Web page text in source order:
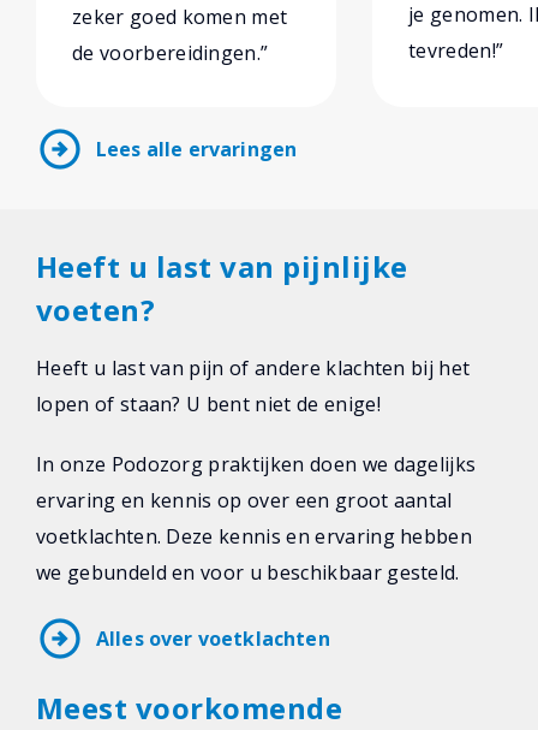
zeker goed komen met
de voorbereidingen.”
je genomen.
tevreden!”
arrow_circle_right Lees alle ervaringen
Heeft u last van pijnlijke
voeten?
Heeft u last van pijn of andere klachten bij het
lopen of staan? U bent niet de enige!
In onze Podozorg praktijken doen we dagelijks
ervaring en kennis op over een groot aantal
voetklachten. Deze kennis en ervaring hebben
we gebundeld en voor u beschikbaar gesteld.
arrow_circle_right Alles over voetklachten
Meest voorkomende